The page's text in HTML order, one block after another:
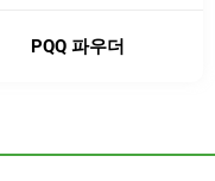
PQQ 파우더